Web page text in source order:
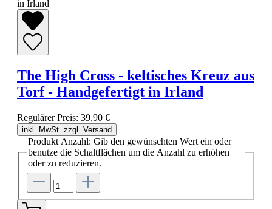
The High Cross - keltisches Kreuz aus
Torf - Handgefertigt in Irland
Regulärer Preis: 39,90 €
inkl. MwSt. zzgl. Versand
Produkt Anzahl: Gib den gewünschten Wert ein oder
benutze die Schaltflächen um die Anzahl zu erhöhen
oder zu reduzieren.